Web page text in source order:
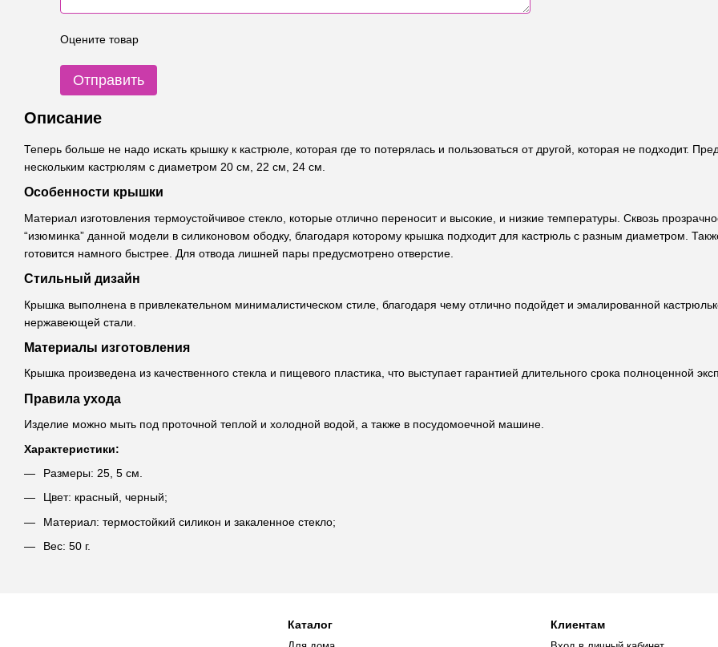
Оцените товар
Отправить
Описание
Теперь больше не надо искать крышку к кастрюле, которая где то потерялась и пользоваться от другой, которая не подходит.
нескольким кастрюлям с диаметром 20 см, 22 см, 24 см.
Особенности крышки
Материал изготовления термоустойчивое стекло, которые отлично переносит и высокие, и низкие температуры. Сквозь
“изюминка” данной модели в силиконовом ободку, благодаря которому крышка подходит для кастрюль с разным диаметром.
готовится намного быстрее. Для отвода лишней пары предусмотрено отверстие.
Стильный дизайн
Крышка выполнена в привлекательном минималистическом стиле, благодаря чему отлично подойдет и эмалированной
нержавеющей стали.
Материалы изготовления
Крышка произведена из качественного стекла и пищевого пластика, что выступает гарантией длительного срока полноценной
Правила ухода
Изделие можно мыть под проточной теплой и холодной водой, а также в посудомоечной машине.
Характеристики:
Размеры: 25, 5 см.
Цвет: красный, черный;
Материал: термостойкий силикон и закаленное стекло;
Вес: 50 г.
Каталог Клиентам